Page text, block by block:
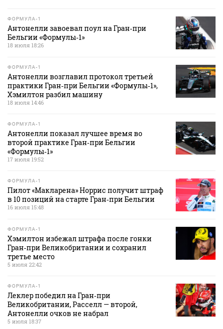
ФОРМУЛА-1
Антонелли завоевал поул на Гран‑при
Бельгии «Формулы‑1»
18 июля 18:26
ФОРМУЛА-1
Антонелли возглавил протокол третьей
практики Гран‑при Бельгии «Формулы‑1»,
Хэмилтон разбил машину
18 июля 14:46
ФОРМУЛА-1
Антонелли показал лучшее время во
второй практике Гран‑при Бельгии
«Формулы‑1»
17 июля 19:52
ФОРМУЛА-1
Пилот «Макларена» Норрис получит штраф
в 10 позиций на старте Гран‑при Бельгии
16 июля 15:48
ФОРМУЛА-1
Хэмилтон избежал штрафа после гонки
Гран‑при Великобритании и сохранил
третье место
5 июля 22:42
ФОРМУЛА-1
Леклер победил на Гран‑при
Великобритании, Расселл — второй,
Антонелли очков не набрал
5 июля 18:37